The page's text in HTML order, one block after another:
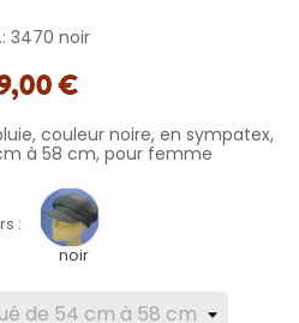
3470 noir
€
couleur noire, en sympatex,
à 58 cm, pour femme
:
noir